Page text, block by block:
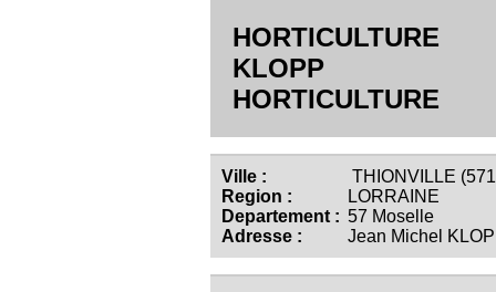
HORTICULTURE
KLOPP
HORTICULTURE
Ville :
THIONVILLE
Region :
LORRAINE
Departement : 57 Moselle
Adresse :
Jean Michel